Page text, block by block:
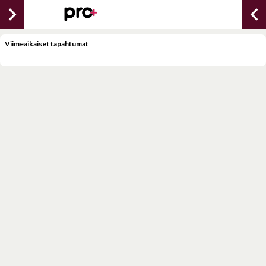
chevron_right chevron_left
Viimeaikaiset tapahtumat